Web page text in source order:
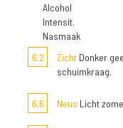
Alcohol
Intensit.
Nasmaak
6,2
Zicht Donker
schuimkraag.
6,6 Neus Licht